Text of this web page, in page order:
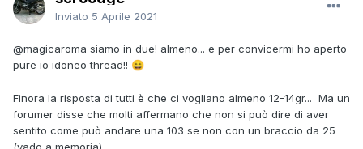
Inviato 5 Aprile 2021
@magicaroma siamo in due! almeno... e per convicermi ho aperto
pure io idoneo thread!! 😄
Finora la risposta di tutti è che ci vogliano almeno 12-14gr... Ma un
forumer disse che molti affermano che non si può dire di aver
sentito come può andare una 103 se non con un braccio da 25